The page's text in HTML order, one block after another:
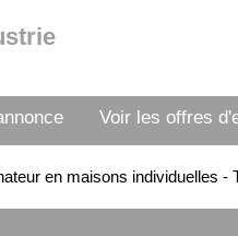
Voir les offres
en maisons individuelles -